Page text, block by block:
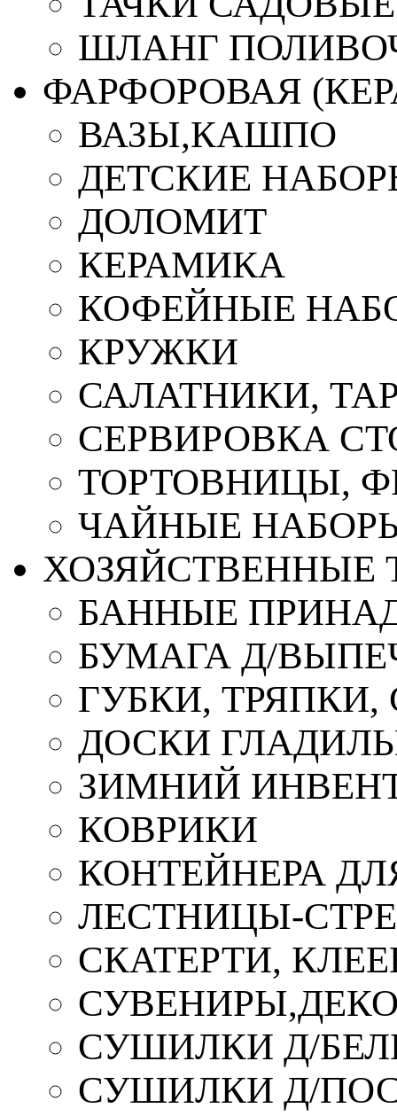
ШЛАНГ
ФАРФОРОВАЯ
ВАЗЫ,КАШПО
ДЕТСКИЕ
ДОЛОМИТ
КЕРАМИКА
КОФЕЙНЫЕ
КРУЖКИ
САЛАТНИКИ,
СЕРВИРОВКА
ТОРТОВНИЦЫ,
ЧАЙНЫЕ
ХОЗЯЙСТВЕННЫЕ
БАННЫЕ
БУМАГА Д/
ГУБКИ,
ДОСКИ
ЗИМНИЙ
КОВРИКИ
КОНТЕЙНЕРА
ЛЕСТНИЦЫ-
СКАТЕРТИ,
СУШИЛКИ Д/
СУШИЛКИ Д/